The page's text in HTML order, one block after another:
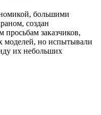
большими
создан
заказчиков,
моделей, но испытывали
их небольших